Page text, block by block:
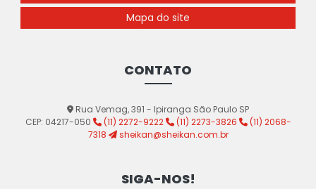
Mapa do site
CONTATO
Rua Vemag, 391 - Ipiranga São Paulo SP
CEP: 04217-050
(11) 2272-9222 (11) 2273-3826
(11) 2068-
7318
sheikan@sheikan.com.br
SIGA-NOS!